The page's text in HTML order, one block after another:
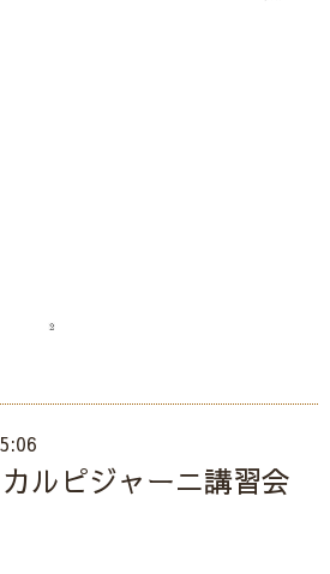
ルピジャーニ講習会